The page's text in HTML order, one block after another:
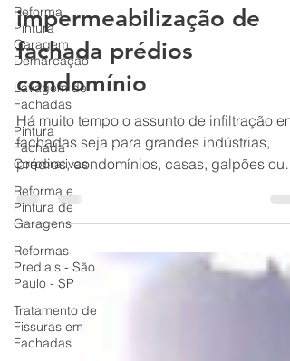
Reforma
Pintura
Garagem
Demarcação
Lavagem de
Fachadas
Pintura
Fachada
Corporativas
Reforma e
Pintura de
Garagens
Reformas
Prediais - São
Paulo - SP
Tratamento de
Fissuras em
Fachadas
Serviço de
impermeabilização de
fachada prédios
condomínio
Há muito tempo o assunto de infiltração em
fachadas seja para grandes indústrias,
prédios, condomínios, casas, galpões ou
residências em BH